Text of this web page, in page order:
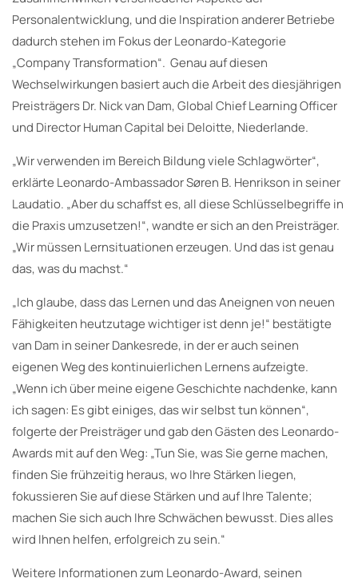
Personalentwicklung, und die Inspiration anderer Betriebe
dadurch stehen im Fokus der Leonardo-Kategorie
„Company Transformation“. Genau auf diesen
Wechselwirkungen basiert auch die Arbeit des diesjährigen
Preisträgers Dr. Nick van Dam, Global Chief Learning Officer
und Director Human Capital bei Deloitte, Niederlande.
„Wir verwenden im Bereich Bildung viele Schlagwörter“,
erklärte Leonardo-Ambassador Søren B. Henrikson in seiner
Laudatio. „Aber du schaffst es, all diese Schlüsselbegriffe in
die Praxis umzusetzen!“, wandte er sich an den Preisträger.
„Wir müssen Lernsituationen erzeugen. Und das ist genau
das, was du machst.“
„Ich glaube, dass das Lernen und das Aneignen von neuen
Fähigkeiten heutzutage wichtiger ist denn je!“ bestätigte
van Dam in seiner Dankesrede, in der er auch seinen
eigenen Weg des kontinuierlichen Lernens aufzeigte.
„Wenn ich über meine eigene Geschichte nachdenke, kann
ich sagen: Es gibt einiges, das wir selbst tun können“,
folgerte der Preisträger und gab den Gästen des Leonardo-
Awards mit auf den Weg: „Tun Sie, was Sie gerne machen,
finden Sie frühzeitig heraus, wo Ihre Stärken liegen,
fokussieren Sie auf diese Stärken und auf Ihre Talente;
machen Sie sich auch Ihre Schwächen bewusst. Dies alles
wird Ihnen helfen, erfolgreich zu sein.“
Weitere Informationen zum Leonardo-Award, seinen